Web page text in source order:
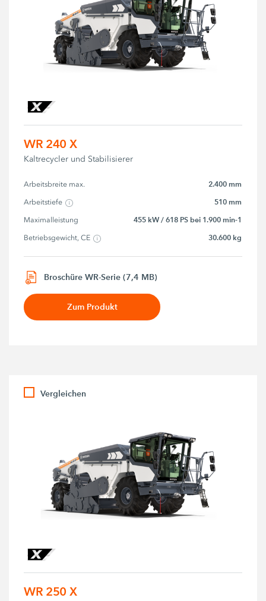
WR 240 X
Kaltrecycler und Stabilisierer
Arbeitsbreite max. 2.400 mm
Arbeitstiefe 510 mm
Maximalleistung 455 kW / 618 PS bei 1.900 min-1
Betriebsgewicht, CE 30.600 kg
Broschüre WR-Serie (7,4 MB)
Zum Produkt
Vergleichen
WR 250 X